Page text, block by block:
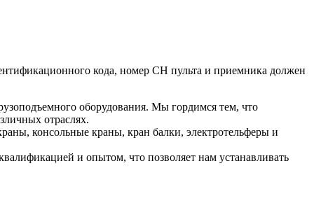
кода, номер СН пульта и приемника должен
оборудования. Мы гордимся тем, что
отраслях.
консольные краны, кран балки, электротельферы и
и опытом, что позволяет нам устанавливать